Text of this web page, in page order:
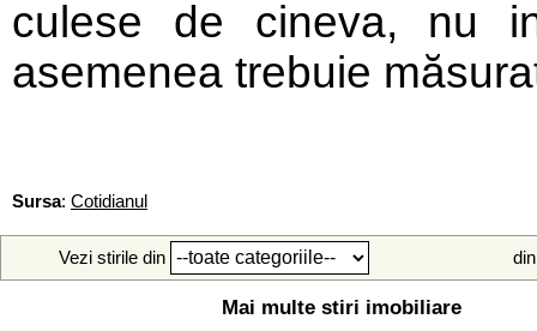
culese de cineva, nu
asemenea trebuie
Sursa: Cotidianul
Vezi stirile din
Mai multe stiri imobiliare